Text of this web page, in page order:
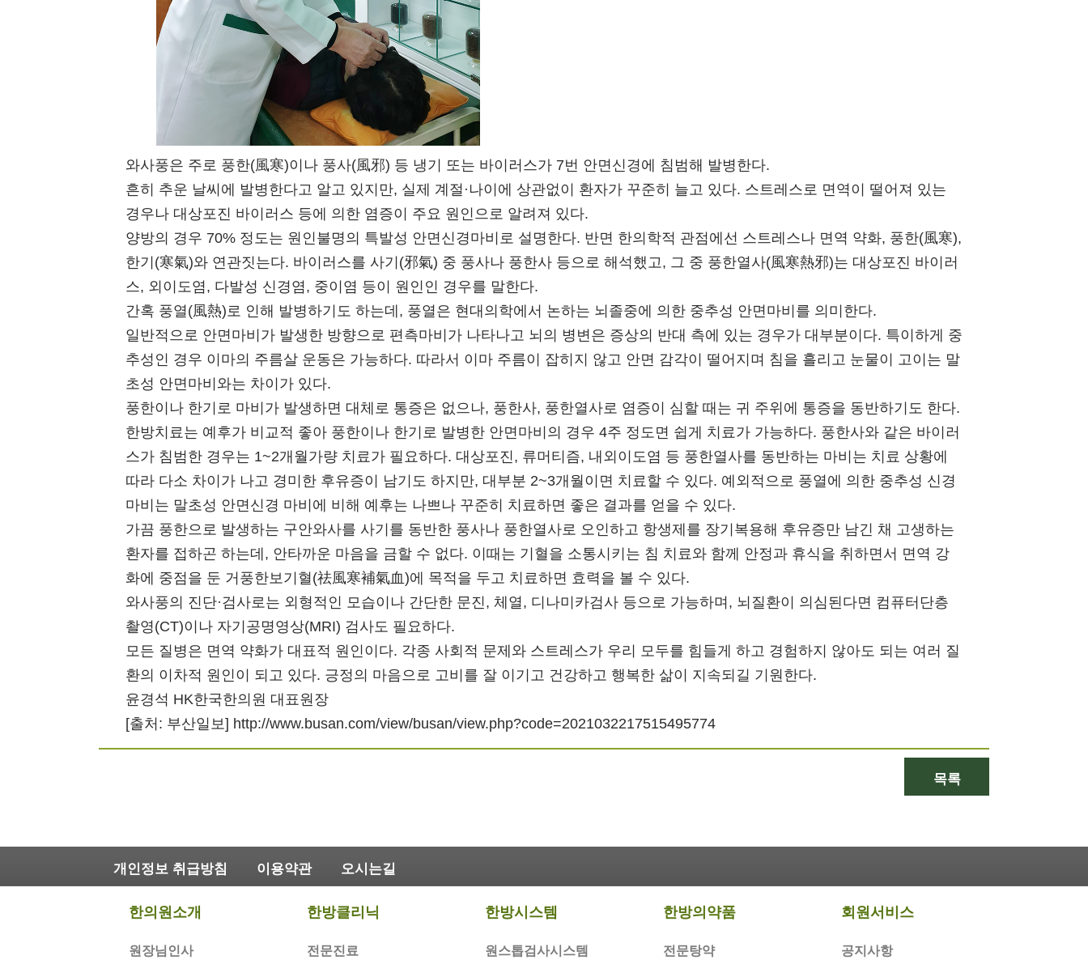
와사풍은 주로 풍한(風寒)이나 풍사(風邪) 등 냉기 또는 바이러스가 7번 안면신경에 침범해 발병한다.
흔히 추운 날씨에 발병한다고 알고 있지만, 실제 계절·나이에 상관없이 환자가 꾸준히 늘고 있다. 스트레스로 면역이 떨어져 있는
경우나 대상포진 바이러스 등에 의한 염증이 주요 원인으로 알려져 있다.
양방의 경우 70% 정도는 원인불명의 특발성 안면신경마비로 설명한다. 반면 한의학적 관점에선 스트레스나 면역 약화, 풍한(風寒),
한기(寒氣)와 연관짓는다. 바이러스를 사기(邪氣) 중 풍사나 풍한사 등으로 해석했고, 그 중 풍한열사(風寒熱邪)는 대상포진 바이러
스, 외이도염, 다발성 신경염, 중이염 등이 원인인 경우를 말한다.
간혹 풍열(風熱)로 인해 발병하기도 하는데, 풍열은 현대의학에서 논하는 뇌졸중에 의한 중추성 안면마비를 의미한다.
일반적으로 안면마비가 발생한 방향으로 편측마비가 나타나고 뇌의 병변은 증상의 반대 측에 있는 경우가 대부분이다. 특이하게 중
추성인 경우 이마의 주름살 운동은 가능하다. 따라서 이마 주름이 잡히지 않고 안면 감각이 떨어지며 침을 흘리고 눈물이 고이는 말
초성 안면마비와는 차이가 있다.
풍한이나 한기로 마비가 발생하면 대체로 통증은 없으나, 풍한사, 풍한열사로 염증이 심할 때는 귀 주위에 통증을 동반하기도 한다.
한방치료는 예후가 비교적 좋아 풍한이나 한기로 발병한 안면마비의 경우 4주 정도면 쉽게 치료가 가능하다. 풍한사와 같은 바이러
스가 침범한 경우는 1~2개월가량 치료가 필요하다. 대상포진, 류머티즘, 내외이도염 등 풍한열사를 동반하는 마비는 치료 상황에
따라 다소 차이가 나고 경미한 후유증이 남기도 하지만, 대부분 2~3개월이면 치료할 수 있다. 예외적으로 풍열에 의한 중추성 신경
마비는 말초성 안면신경 마비에 비해 예후는 나쁘나 꾸준히 치료하면 좋은 결과를 얻을 수 있다.
가끔 풍한으로 발생하는 구안와사를 사기를 동반한 풍사나 풍한열사로 오인하고 항생제를 장기복용해 후유증만 남긴 채 고생하는
환자를 접하곤 하는데, 안타까운 마음을 금할 수 없다. 이때는 기혈을 소통시키는 침 치료와 함께 안정과 휴식을 취하면서 면역 강
화에 중점을 둔 거풍한보기혈(祛風寒補氣血)에 목적을 두고 치료하면 효력을 볼 수 있다.
와사풍의 진단·검사로는 외형적인 모습이나 간단한 문진, 체열, 디나미카검사 등으로 가능하며, 뇌질환이 의심된다면 컴퓨터단층
촬영(CT)이나 자기공명영상(MRI) 검사도 필요하다.
모든 질병은 면역 약화가 대표적 원인이다. 각종 사회적 문제와 스트레스가 우리 모두를 힘들게 하고 경험하지 않아도 되는 여러 질
환의 이차적 원인이 되고 있다. 긍정의 마음으로 고비를 잘 이기고 건강하고 행복한 삶이 지속되길 기원한다.
윤경석 HK한국한의원 대표원장
[출처: 부산일보] http://www.busan.com/view/busan/view.php?code=2021032217515495774
목록
개인정보 취급방침 이용약관 오시는길
한의원소개
원장님인사
한방클리닉
전문진료
한방시스템
원스톱검사시스템
한방의약품
전문탕약
회원서비스
공지사항